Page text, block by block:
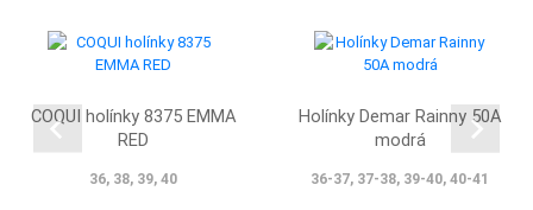
COQUI holínky 8375 EMMA
RED
36, 38, 39, 40
Holínky Demar Rainny 50A
modrá
36-37, 37-38, 39-40, 40-41